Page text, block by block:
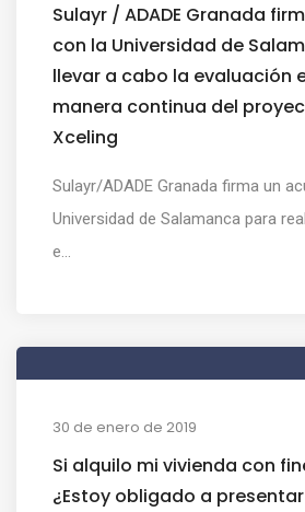
Sulayr / ADADE Granada
con la Universidad de
llevar a cabo la evaluación
manera continua del
Xceling
Sulayr/ADADE Granada firma un
Universidad de Salamanca para
e...
30 de enero de 2019
Si alquilo mi vivienda con
¿Estoy obligado a presentar